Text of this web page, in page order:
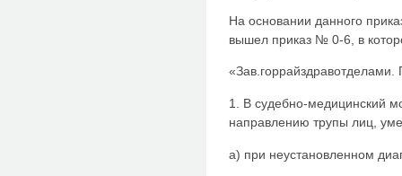
На основании данного
вышел приказ № 0-6, в
1. В судебно-медицинский
направлению трупы лиц,
а) при неустановленном